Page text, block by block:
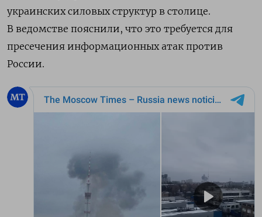
украинских силовых структур в столице.
В ведомстве пояснили, что это требуется для
пресечения информационных атак против
России.